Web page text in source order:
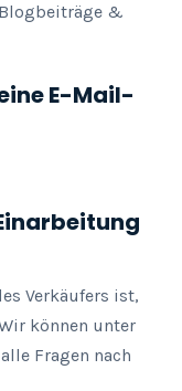
&
E-Mail-
Verkäufers ist,
können unter
Fragen nach